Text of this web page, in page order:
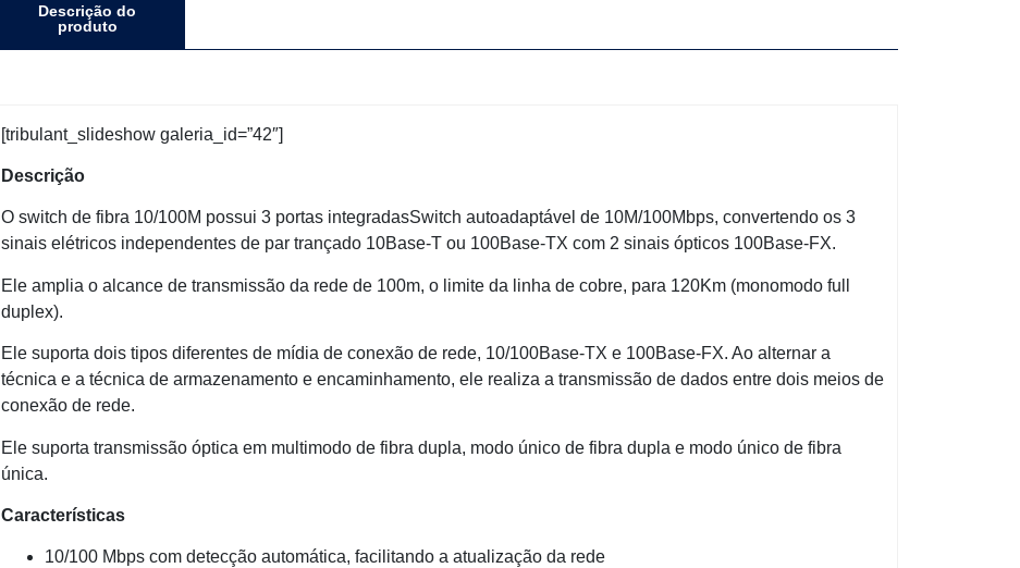
Descrição do
produto
[tribulant_slideshow galeria_id=”42″]
Descrição
O switch de fibra 10/100M possui 3 portas integradasSwitch autoadaptável de 10M/100Mbps, convertendo os 3
sinais elétricos independentes de par trançado 10Base-T ou 100Base-TX com 2 sinais ópticos 100Base-FX.
Ele amplia o alcance de transmissão da rede de 100m, o limite da linha de cobre, para 120Km (monomodo full
duplex).
Ele suporta dois tipos diferentes de mídia de conexão de rede, 10/100Base-TX e 100Base-FX. Ao alternar a
técnica e a técnica de armazenamento e encaminhamento, ele realiza a transmissão de dados entre dois meios de
conexão de rede.
Ele suporta transmissão óptica em multimodo de fibra dupla, modo único de fibra dupla e modo único de fibra
única.
Características
10/100 Mbps com detecção automática, facilitando a atualização da rede